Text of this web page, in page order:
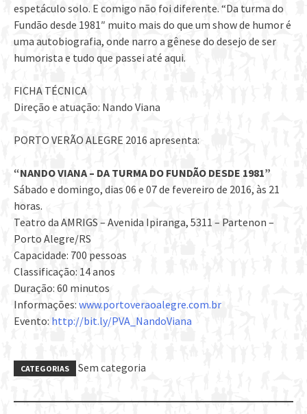
espetáculo solo. E comigo não foi diferente. “Da turma do
Fundão desde 1981″ muito mais do que um show de humor é
uma autobiografia, onde narro a gênese do desejo de ser
humorista e tudo que passei até aqui.
FICHA TÉCNICA
Direção e atuação: Nando Viana
PORTO VERÃO ALEGRE 2016 apresenta:
“NANDO VIANA – DA TURMA DO FUNDÃO DESDE 1981”
Sábado e domingo, dias 06 e 07 de fevereiro de 2016, às 21
horas.
Teatro da AMRIGS – Avenida Ipiranga, 5311 – Partenon –
Porto Alegre/RS
Capacidade: 700 pessoas
Classificação: 14 anos
Duração: 60 minutos
Informações: www.portoveraoalegre.com.br
Evento: http://bit.ly/PVA_NandoViana
CATEGORIAS Sem categoria